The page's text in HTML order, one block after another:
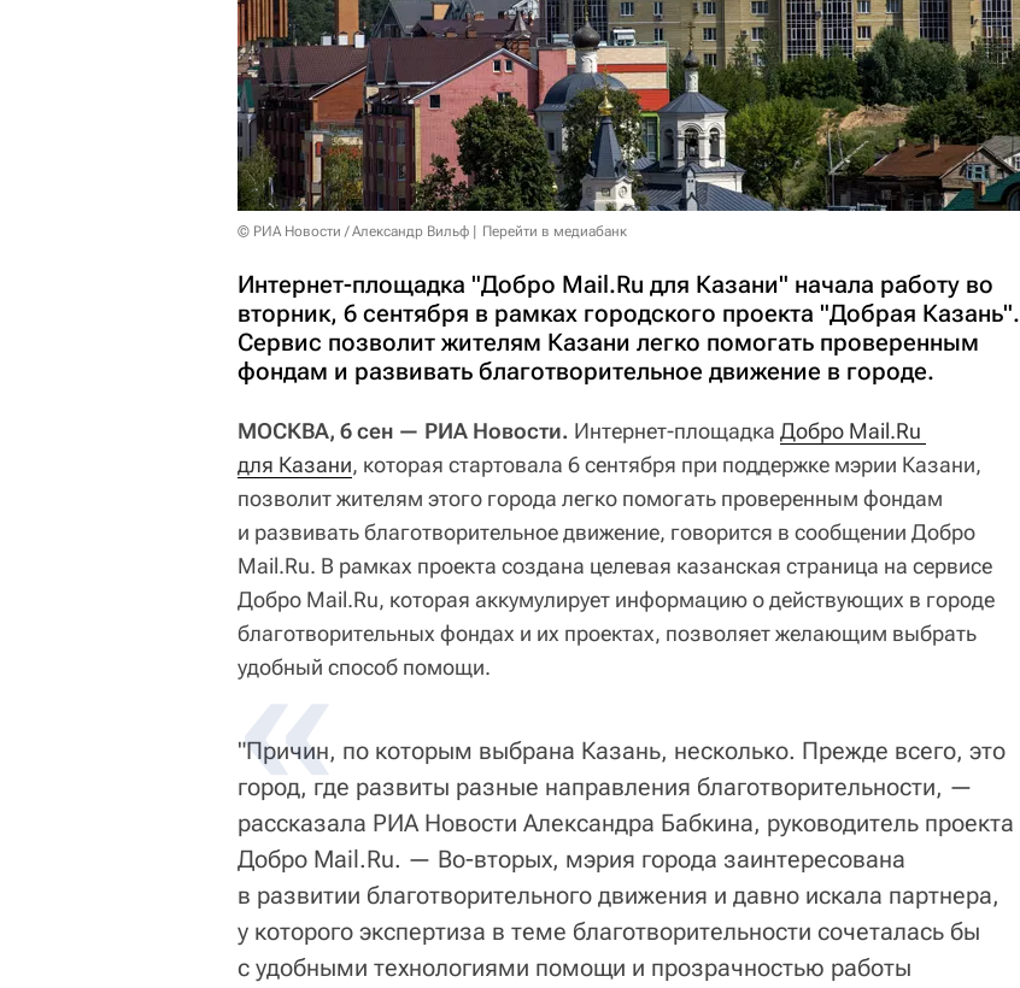
© РИА Новости / Александр Вильф Перейти в медиабанк
Интернет-площадка "Добро Mail.Ru для Казани" начала работу во
вторник, 6 сентября в рамках городского проекта "Добрая Казань".
Сервис позволит жителям Казани легко помогать проверенным
фондам и развивать благотворительное движение в городе.
МОСКВА, 6 сен — РИА Новости. Интернет-площадка Добро Mail.Ru
для Казани, которая стартовала 6 сентября при поддержке мэрии Казани,
позволит жителям этого города легко помогать проверенным фондам
и развивать благотворительное движение, говорится в сообщении Добро
Mail.Ru. В рамках проекта создана целевая казанская страница на сервисе
Добро Mail.Ru, которая аккумулирует информацию о действующих в городе
благотворительных фондах и их проектах, позволяет желающим выбрать
удобный способ помощи.
"Причин, по которым выбрана Казань, несколько. Прежде всего, это
город, где развиты разные направления благотворительности, —
рассказала РИА Новости Александра Бабкина, руководитель проекта
Добро Mail.Ru. — Во-вторых, мэрия города заинтересована
в развитии благотворительного движения и давно искала партнера,
у которого экспертиза в теме благотворительности сочеталась бы
с удобными технологиями помощи и прозрачностью работы